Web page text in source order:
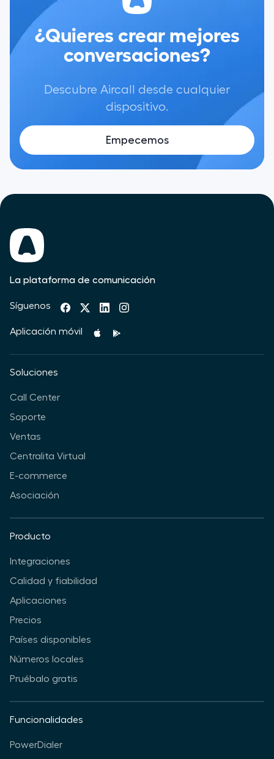
¿Quieres crear mejores
conversaciones?
Descubre Aircall desde cualquier
dispositivo.
Empecemos
La plataforma de comunicación
Síguenos
Aplicación móvil
Soluciones
Call Center
Soporte
Ventas
Centralita Virtual
E-commerce
Asociación
Producto
Integraciones
Calidad y fiabilidad
Aplicaciones
Precios
Países disponibles
Números locales
Pruébalo gratis
Funcionalidades
PowerDialer